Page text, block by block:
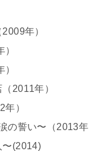
年）
2011年）
）
の誓い〜（2013
〜(2014)